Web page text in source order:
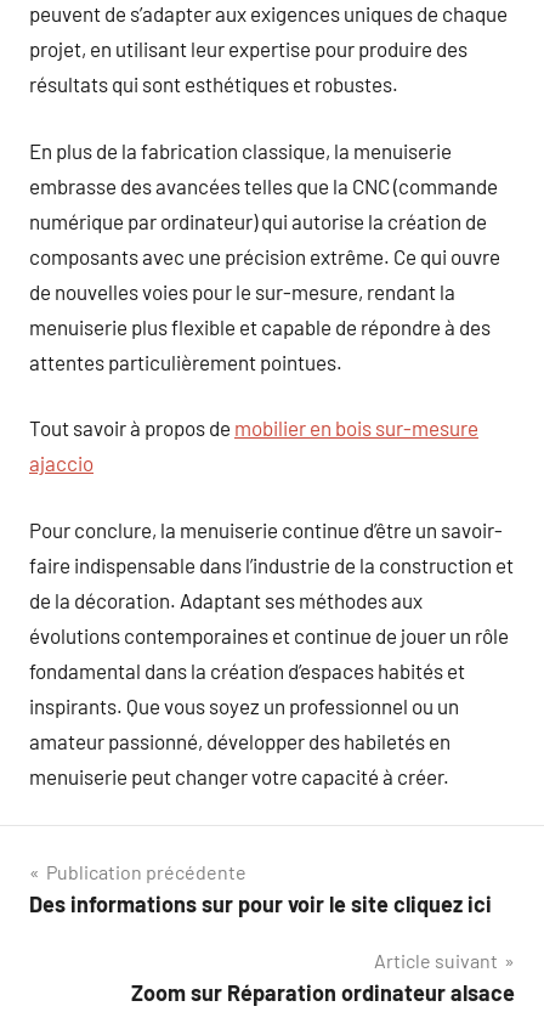
peuvent de s’adapter aux exigences uniques de chaque
projet, en utilisant leur expertise pour produire des
résultats qui sont esthétiques et robustes.
En plus de la fabrication classique, la menuiserie
embrasse des avancées telles que la CNC (commande
numérique par ordinateur) qui autorise la création de
composants avec une précision extrême. Ce qui ouvre
de nouvelles voies pour le sur-mesure, rendant la
menuiserie plus flexible et capable de répondre à des
attentes particulièrement pointues.
Tout savoir à propos de mobilier en bois sur-mesure
ajaccio
Pour conclure, la menuiserie continue d’être un savoir-
faire indispensable dans l’industrie de la construction et
de la décoration. Adaptant ses méthodes aux
évolutions contemporaines et continue de jouer un rôle
fondamental dans la création d’espaces habités et
inspirants. Que vous soyez un professionnel ou un
amateur passionné, développer des habiletés en
menuiserie peut changer votre capacité à créer.
Navigation
de
Publication précédente
Des informations sur pour voir le site cliquez ici
Article suivant
Zoom sur Réparation ordinateur alsace